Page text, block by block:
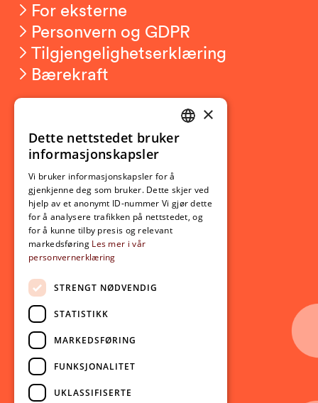
For eksterne
Personvern og GDPR
Tilgjengelighetserklæring
Bærekraft
Ny student
Utveksling
Opptak
Lov- og regelverk
Aktuelt
Nyheter
Arrangementer
Nyhetsbrev
Ledige stillinger
Følg oss på sosiale medier:
Facebook
Instagram
NORWEGIAN
×
Dette nettstedet bruker
informasjonskapsler
Vi bruker informasjonskapsler for å
gjenkjenne deg som bruker. Dette skjer ved
hjelp av et anonymt ID-nummer Vi gjør dette
for å analysere trafikken på nettstedet, og
for å kunne tilby presis og relevant
markedsføring Les mer i vår
personvernerklæring
STRENGT NØDVENDIG
STATISTIKK
MARKEDSFØRING
FUNKSJONALITET
UKLASSIFISERTE